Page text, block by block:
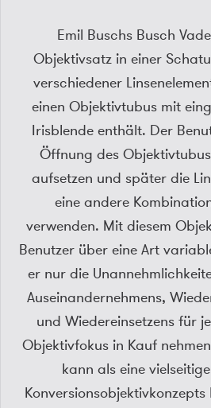
Emil Buschs Busch
Objektivsatz in einer
verschiedener
einen Objektivtubus mit
Irisblende enthält. Der
Öffnung des
aufsetzen und später die
eine andere
verwenden. Mit diesem
Benutzer über eine Art
er nur die
Auseinandernehmens,
und Wiedereinsetzens für
Objektivfokus in Kauf
kann als eine